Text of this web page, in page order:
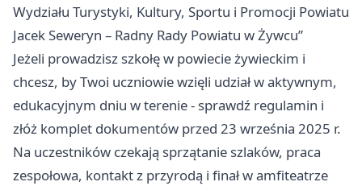
Wydziału Turystyki, Kultury, Sportu i Promocji Powiatu
Jacek Seweryn – Radny Rady Powiatu w Żywcu”
Jeżeli prowadzisz szkołę w powiecie żywieckim i
chcesz, by Twoi uczniowie wzięli udział w aktywnym,
edukacyjnym dniu w terenie - sprawdź regulamin i
złóż komplet dokumentów przed 23 września 2025 r.
Na uczestników czekają sprzątanie szlaków, praca
zespołowa, kontakt z przyrodą i finał w amfiteatrze